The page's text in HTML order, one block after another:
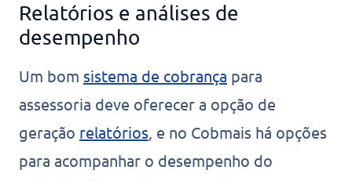
Relatórios e análises de
desempenho
Um bom sistema de cobrança para
assessoria deve oferecer a opção de
geração relatórios, e no Cobmais há opções
para acompanhar o desempenho do